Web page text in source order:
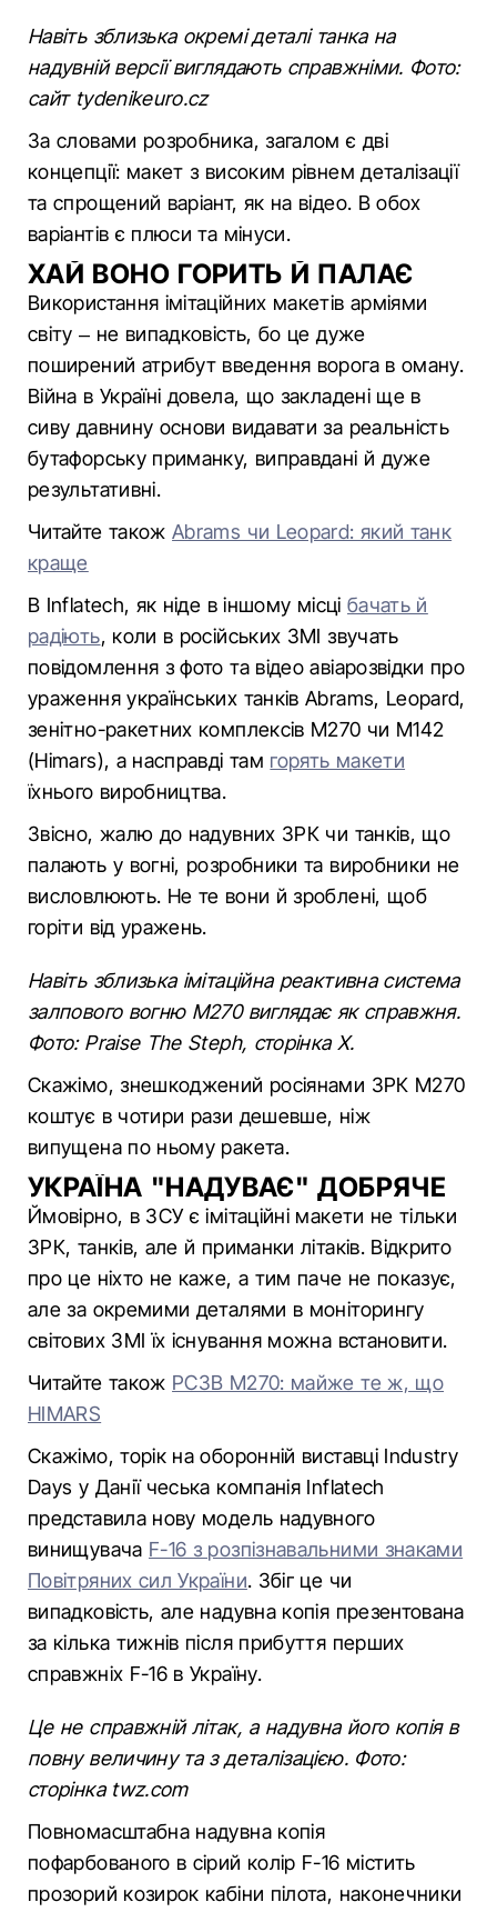
Навіть зблизька окремі деталі танка на
надувній версії виглядають справжніми. Фото:
сайт tydenikeuro.cz
За словами розробника, загалом є дві
концепції: макет з високим рівнем деталізації
та спрощений варіант, як на відео. В обох
варіантів є плюси та мінуси.
ХАЙ ВОНО ГОРИТЬ Й ПАЛАЄ
Використання імітаційних макетів арміями
світу – не випадковість, бо це дуже
поширений атрибут введення ворога в оману.
Війна в Україні довела, що закладені ще в
сиву давнину основи видавати за реальність
бутафорську приманку, виправдані й дуже
результативні.
Читайте такожAbrams чи Leopard: який танк
краще
В Inflatech, як ніде в іншому місці бачать й
радіють, коли в російських ЗМІ звучать
повідомлення з фото та відео авіарозвідки про
ураження українських танків Abrams, Leopard,
зенітно-ракетних комплексів M270 чи M142
(Himars), а насправді там горять макети
їхнього виробництва.
Звісно, жалю до надувних ЗРК чи танків, що
палають у вогні, розробники та виробники не
висловлюють. Не те вони й зроблені, щоб
горіти від уражень.
Навіть зблизька імітаційна реактивна система
залпового вогню M270 виглядає як справжня.
Фото: Praise The Steph, сторінка Х.
Скажімо, знешкоджений росіянами ЗРК M270
коштує в чотири рази дешевше, ніж
випущена по ньому ракета.
УКРАЇНА "НАДУВАЄ" ДОБРЯЧЕ
Ймовірно, в ЗСУ є імітаційні макети не тільки
ЗРК, танків, але й приманки літаків. Відкрито
про це ніхто не каже, а тим паче не показує,
але за окремими деталями в моніторингу
світових ЗМІ їх існування можна встановити.
Читайте також РСЗВ M270: майже те ж, що
HIMARS
Скажімо, торік на оборонній виставці Industry
Days у Данії чеська компанія Inflatech
представила нову модель надувного
винищувача F-16 з розпізнавальними знаками
Повітряних сил України. Збіг це чи
випадковість, але надувна копія презентована
за кілька тижнів після прибуття перших
справжніх F-16 в Україну.
Це не справжній літак, а надувна його копія в
повну величину та з деталізацією. Фото:
сторінка twz.com
Повномасштабна надувна копія
пофарбованого в сірий колір F-16 містить
прозорий козирок кабіни пілота, наконечники